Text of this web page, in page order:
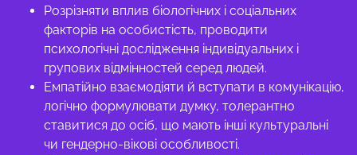
Розрізняти вплив біологічних і соціальних
факторів на особистість, проводити
психологічні дослідження індивідуальних і
групових відмінностей серед людей.
Емпатійно взаємодіяти й вступати в комунікацію,
логічно формулювати думку, толерантно
ставитися до осіб, що мають інші культуральні
чи гендерно-вікові особливості.